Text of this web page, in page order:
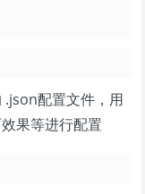
.json配置文件，用
果等进行配置